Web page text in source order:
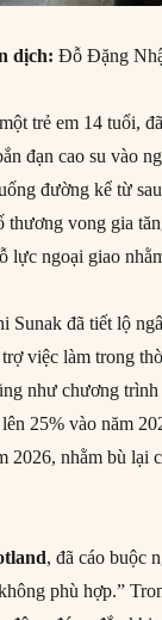
dịch: Đỗ Đặng
trẻ em 14 tuổi,
đạn cao su vào
đường kể từ
thương vong gia
lực ngoại giao
Sunak đã tiết lộ
việc làm trong
như chương
25% vào năm
2026, nhằm bù lại
, đã cáo buộc
phù hợp.”